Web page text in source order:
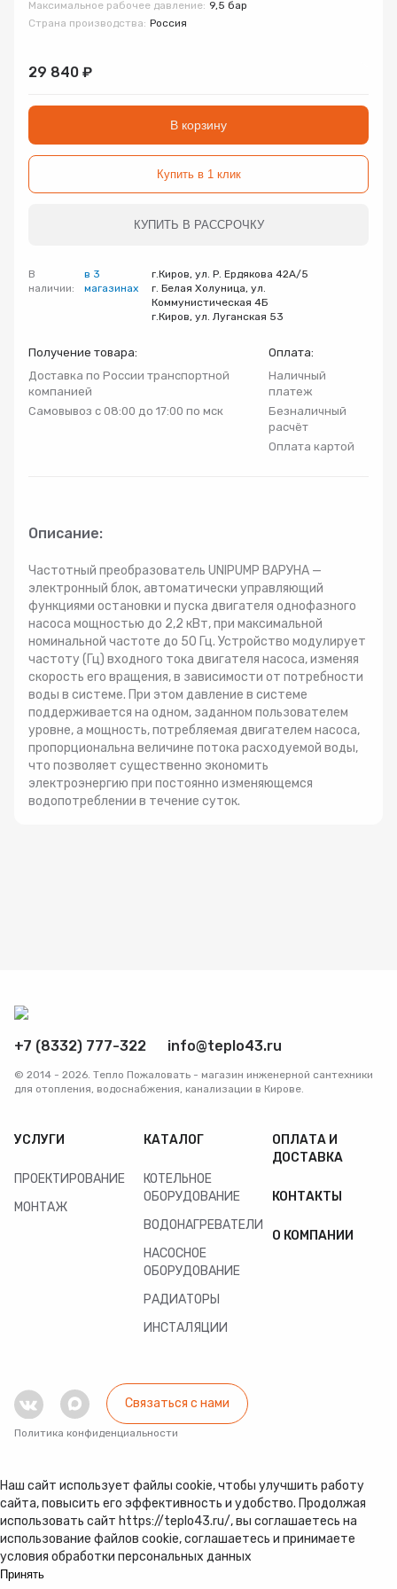
Запорно-регулирующая арматура
Запчасти
Инсталляции
Коллекторные группы
Котельное оборудование
Насосное оборудование
Предохранительная арматура
Радиаторы
Комплекты оборудования для скважины
Комплект оборудования для отопления
Максимальное рабочее давление: 9,5 бар
Страна производства: Россия
29 840 ₽
В корзину
Купить в 1 клик
КУПИТЬ В РАССРОЧКУ
В
наличии:
в 3
магазинах
г.Киров, ул. Р. Ердякова 42А/5
г. Белая Холуница, ул.
Коммунистическая 4Б
г.Киров, ул. Луганская 53
Получение товара:
Доставка по России транспортной
компанией
Самовывоз с 08:00 до 17:00 по мск
Оплата:
Наличный
платеж
Безналичный
расчёт
Оплата картой
Описание:
Частотный преобразователь UNIPUMP ВАРУНА —
электронный блок, автоматически управляющий
функциями остановки и пуска двигателя однофазного
насоса мощностью до 2,2 кВт, при максимальной
номинальной частоте до 50 Гц. Устройство модулирует
частоту (Гц) входного тока двигателя насоса, изменяя
скорость его вращения, в зависимости от потребности
воды в системе. При этом давление в системе
поддерживается на одном, заданном пользователем
уровне, а мощность, потребляемая двигателем насоса,
пропорциональна величине потока расходуемой воды,
что позволяет существенно экономить
электроэнергию при постоянно изменяющемся
водопотреблении в течение суток.
+7 (8332) 777-322 info@teplo43.ru
© 2014 - 2026. Тепло Пожаловать - магазин инженерной сантехники
для отопления, водоснабжения, канализации в Кирове.
УСЛУГИ
ПРОЕКТИРОВАНИЕ
МОНТАЖ
КАТАЛОГ
КОТЕЛЬНОЕ
ОБОРУДОВАНИЕ
ВОДОНАГРЕВАТЕЛИ
НАСОСНОЕ
ОБОРУДОВАНИЕ
РАДИАТОРЫ
ИНСТАЛЯЦИИ
ОПЛАТА И
ДОСТАВКА
КОНТАКТЫ
О КОМПАНИИ
Политика конфиденциальности
Связаться с нами
Наш сайт использует файлы cookie, чтобы улучшить работу
сайта, повысить его эффективность и удобство. Продолжая
использовать сайт https://teplo43.ru/, вы соглашаетесь на
использование файлов cookie, соглашаетесь и принимаете
условия обработки персональных данных
Принять
соглашение и Политику конфиденциальности.
Товар
Нажимая «Купить», вы принимаете
пользовательское соглашение
Товар
Нажимая «Заказать», вы принимаете
пользовательское соглашение
Товар
Нажимая «Оформить», вы принимаете
пользовательское соглашение